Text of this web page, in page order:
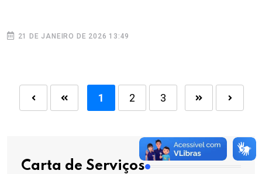
21 DE JANEIRO DE 2026 13:49
1 2 3
Carta de Serviços